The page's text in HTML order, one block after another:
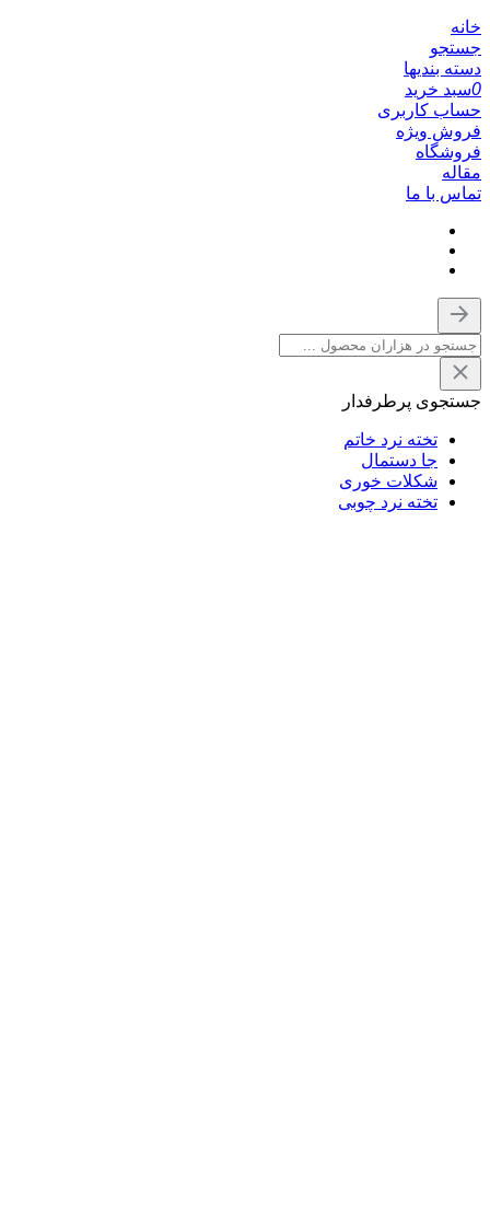
خانه
جستجو
دسته بندیها
0سبد خرید
حساب کاربری
فروش ویژه
فروشگاه
مقاله
تماس با ما
جستجوی پرطرفدار
تخته نرد خاتم
جا دستمال
شکلات خوری
تخته نرد چوبی